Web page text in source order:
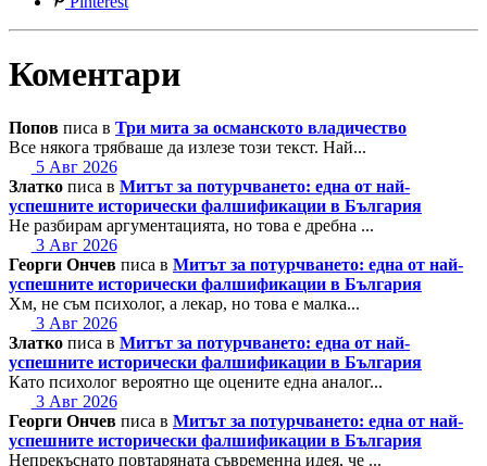
Коментари
Попов писа в Три мита за османското владичество
Все някога трябваше да излезе този текст. Най...
5 Авг 2026
Златко писа в Митът за потурчването: една от най-
успешните исторически фалшификации в България
Не разбирам аргументацията, но това е дребна ...
3 Авг 2026
Георги Ончев писа в Митът за потурчването: една от най-
успешните исторически фалшификации в България
Хм, не съм психолог, а лекар, но това е малка...
3 Авг 2026
Златко писа в Митът за потурчването: една от най-
успешните исторически фалшификации в България
Като психолог вероятно ще оцените една аналог...
3 Авг 2026
Георги Ончев писа в Митът за потурчването: една от най-
успешните исторически фалшификации в България
Непрекъснато повтаряната съвременна идея, че ...